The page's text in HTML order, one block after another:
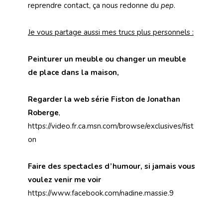
reprendre contact, ça nous redonne du pep.
Je vous partage aussi mes trucs plus personnels :
Peinturer un meuble ou changer un meuble
de place dans la maison,
Regarder la web série Fiston de Jonathan
Roberge,
https://video.fr.ca.msn.com/browse/exclusives/fist
on
Faire des spectacles d’humour, si jamais vous
voulez venir me voir
https://www.facebook.com/nadine.massie.9